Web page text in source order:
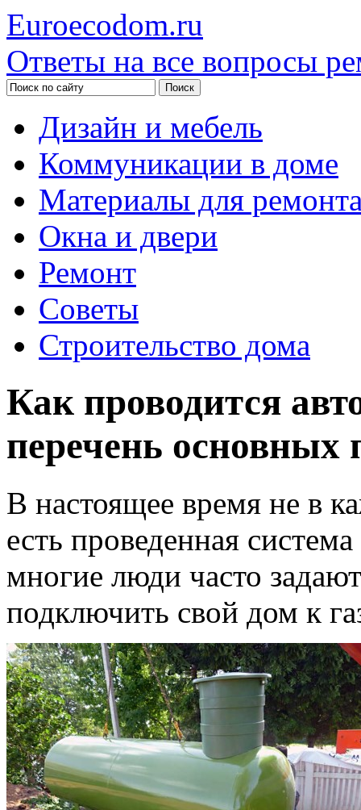
Euroecodom.ru
Ответы на все вопросы
Дизайн и мебель
Коммуникации в доме
Материалы для
Окна и двери
Ремонт
Советы
Строительство дома
Как проводится
перечень основных
В настоящее время не в
есть проведенная
многие люди часто
подключить свой дом к